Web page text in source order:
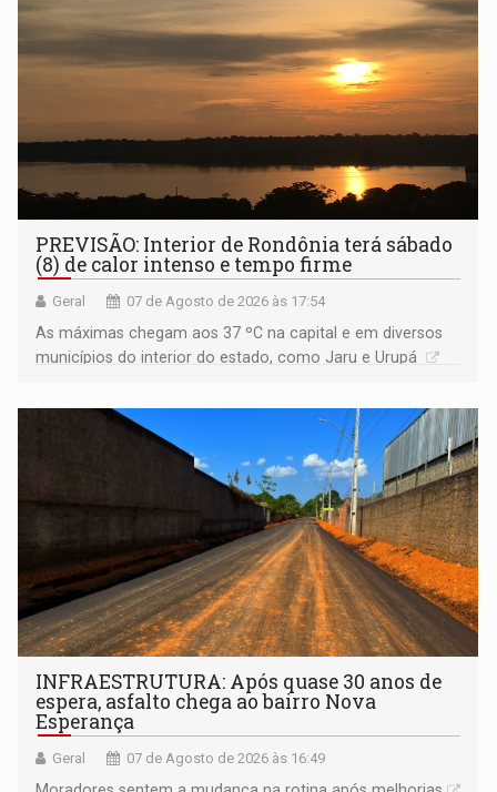
PREVISÃO: Interior de Rondônia terá sábado
(8) de calor intenso e tempo firme
Geral 07 de Agosto de 2026 às 17:54
As máximas chegam aos 37 ºC na capital e em diversos
municípios do interior do estado, como Jaru e Urupá
INFRAESTRUTURA: Após quase 30 anos de
espera, asfalto chega ao bairro Nova
Esperança
Geral 07 de Agosto de 2026 às 16:49